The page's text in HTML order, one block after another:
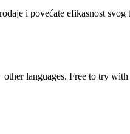
i povećate efikasnost
other languages. Free to try